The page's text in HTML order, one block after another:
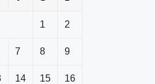
1 2
7 8 9
14 15 16